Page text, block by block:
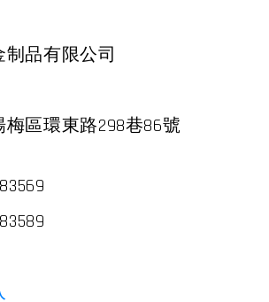
制品有限公司
區環東路298巷86號